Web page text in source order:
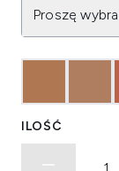
Proszę
ILOŚĆ